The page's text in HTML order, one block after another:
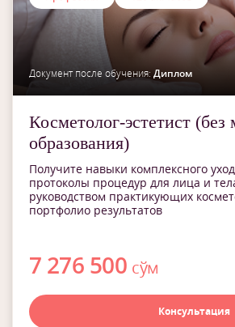
Документ после обучения: Диплом
Косметолог-эстетист (без
образования)
Получите навыки комплексного
протоколы процедур для лица и
руководством практикующих
портфолио результатов
7 276 500 сўм
Консультация